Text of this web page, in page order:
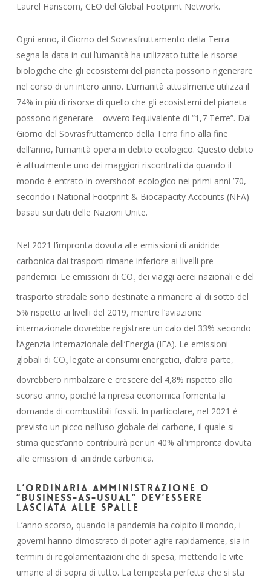
Laurel Hanscom, CEO del Global Footprint Network.
Ogni anno, il Giorno del Sovrasfruttamento della Terra
segna la data in cui l’umanità ha utilizzato tutte le risorse
biologiche che gli ecosistemi del pianeta possono rigenerare
nel corso di un intero anno. L’umanità attualmente utilizza il
74% in più di risorse di quello che gli ecosistemi del pianeta
possono rigenerare – ovvero l’equivalente di “1,7 Terre”. Dal
Giorno del Sovrasfruttamento della Terra fino alla fine
dell’anno, l’umanità opera in debito ecologico. Questo debito
è attualmente uno dei maggiori riscontrati da quando il
mondo è entrato in overshoot ecologico nei primi anni ’70,
secondo i National Footprint & Biocapacity Accounts (NFA)
basati sui dati delle Nazioni Unite.
Nel 2021 l’impronta dovuta alle emissioni di anidride
carbonica dai trasporti rimane inferiore ai livelli pre-
pandemici. Le emissioni di CO 2dei viaggi aerei nazionali e del
trasporto stradale sono destinate a rimanere al di sotto del
5% rispetto ai livelli del 2019, mentre l’aviazione
internazionale dovrebbe registrare un calo del 33% secondo
l’Agenzia Internazionale dell’Energia (IEA). Le emissioni
globali di CO 2 legate ai consumi energetici, d’altra parte,
dovrebbero rimbalzare e crescere del 4,8% rispetto allo
scorso anno, poiché la ripresa economica fomenta la
domanda di combustibili fossili. In particolare, nel 2021 è
previsto un picco nell’uso globale del carbone, il quale si
stima quest’anno contribuirà per un 40% all’impronta dovuta
alle emissioni di anidride carbonica.
L’ordinaria amministrazione o
“business-as-usual” dev’essere
lasciata alle spalle
L’anno scorso, quando la pandemia ha colpito il mondo, i
governi hanno dimostrato di poter agire rapidamente, sia in
termini di regolamentazioni che di spesa, mettendo le vite
umane al di sopra di tutto. La tempesta perfetta che si sta